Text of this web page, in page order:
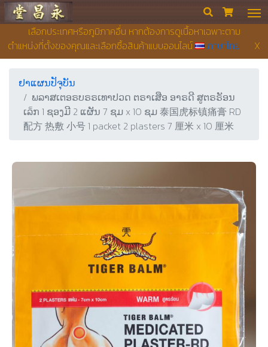
เลือกประเทศหรือภูมิภาคอื่น หากต้องการดูเนื้อหาเฉพาะตาม
ตำแหน่งที่ตั้งของคุณและเลือกซื้อสินค้าแบบออนไลน์
ภาษาไทย X
ຮ້ານຂາຍຢາ ຢງເຊີຍງຕຶ໊ງ  
ຢາແຜນປັຈຸບັນ
ພລາສເຕອຣບຣຣເທາປວດ ຕຣາເສືອ ອາຣດີ ສູຕຣຣັອນ
ເລ็ກ 1 ຊອງມີ 2 ແຜັນ 7 ຊມ x 10 ຊມ 泰国虎标镇痛膏 RD
配方 热敷 小号 1 packet 2 plasters 7 厘米 x 10 厘米